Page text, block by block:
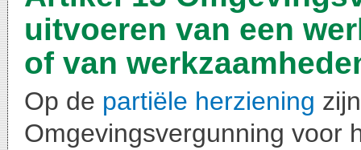
uitvoeren van een
of van
Op de partiële herziening
Omgevingsvergunning voor